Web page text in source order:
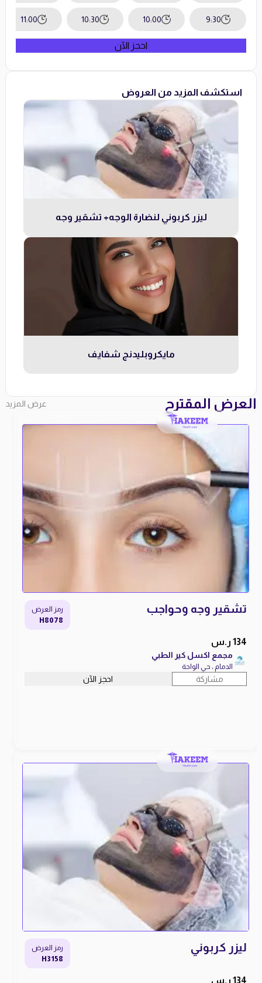
9:30
10:00
10:30
11:00
احجز الآن
استكشف المزيد من العروض
ليزر كربوني لنضارة الوجه+ تشقير وجه
مايكروبليدنج شفايف
العرض المقترح عرض المزيد
تشقير وجه وحواجب
134 ر.س
رمز العرض
H8078
مجمع اكسل كير الطبي
الدمام ، حي الواحة
مشاركة احجز الآن
ليزر كربوني
134 ر.س
رمز العرض
H3158